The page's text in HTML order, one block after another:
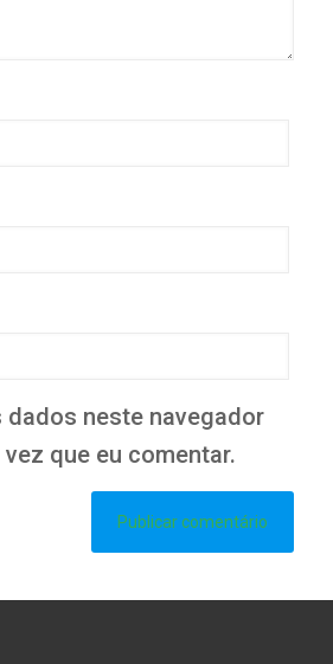
dados neste navegador
que eu comentar.